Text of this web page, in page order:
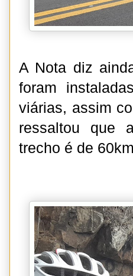
A Nota diz
foram
viárias, assim
ressaltou que
trecho é de